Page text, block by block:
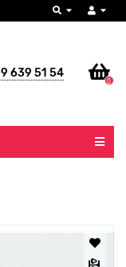
639 51 54
0